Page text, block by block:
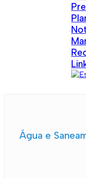
Água e